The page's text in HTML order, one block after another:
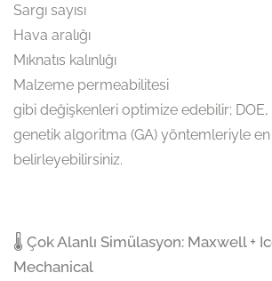
Sargı sayısı
Hava aralığı
Mıknatıs kalınlığı
Malzeme permeabilitesi
gibi değişkenleri optimize edebilir; DOE,
genetik algoritma (GA) yöntemleriyle en
belirleyebilirsiniz.
🌡️ Çok Alanlı Simülasyon: Maxwell +
Mechanical